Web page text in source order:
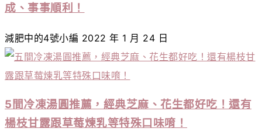
成、事事順利！
減肥中的4號小編 2022 年 1 月 24 日
5間冷凍湯圓推薦，經典芝麻、花生都好吃！還有
楊枝甘露跟草莓煉乳等特殊口味唷！